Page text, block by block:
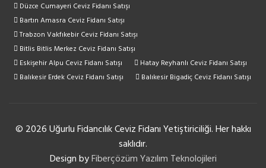
Düzce Cumayeri Ceviz Fidanı Satışı
Bartın Amasra Ceviz Fidanı Satışı
Trabzon Vakfıkebir Ceviz Fidanı Satışı
Bitlis Bitlis Merkez Ceviz Fidanı Satışı
Eskişehir Alpu Ceviz Fidanı Satışı
Hatay Reyhanlı Ceviz Fidanı Satışı
Balıkesir Erdek Ceviz Fidanı Satışı
Balıkesir Bigadiç Ceviz Fidanı Satışı
© 2026 Uğurlu Fidancılık Ceviz Fidanı Yetiştiriciliği. Her hakkı
saklıdır.
Design byFiberçözüm Yazılım Teknolojileri